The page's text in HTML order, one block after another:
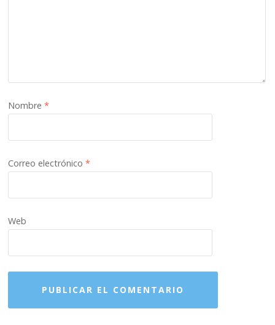
Nombre*
Correo electrónico*
Web